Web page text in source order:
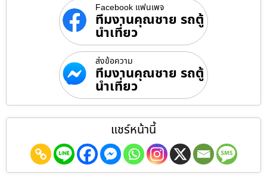
Facebook แฟนเพจ
ทีมงานคุณชาย รถตู้
นำเที่ยว
ส่งข้อความ
ทีมงานคุณชาย รถตู้
นำเที่ยว
แชร์หน้านี้